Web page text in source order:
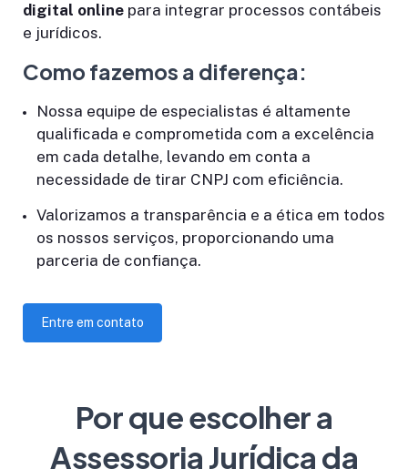
digital online para integrar processos contábeis
e jurídicos.
Como fazemos a diferença:
Nossa equipe de especialistas é altamente
qualificada e comprometida com a excelência
em cada detalhe, levando em conta a
necessidade de tirar CNPJ com eficiência.
Valorizamos a transparência e a ética em todos
os nossos serviços, proporcionando uma
parceria de confiança.
Entre em contato
Por que escolher a
Assessoria Jurídica da